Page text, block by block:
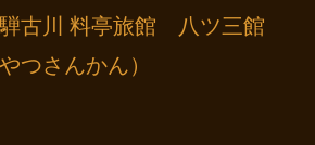
古川 料亭旅館 八ツ三館
やつさんかん）